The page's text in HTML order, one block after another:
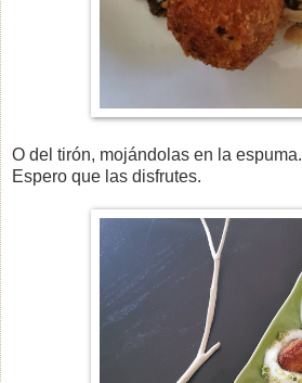
O del tirón, mojándolas en la espuma.
Espero que las disfrutes.